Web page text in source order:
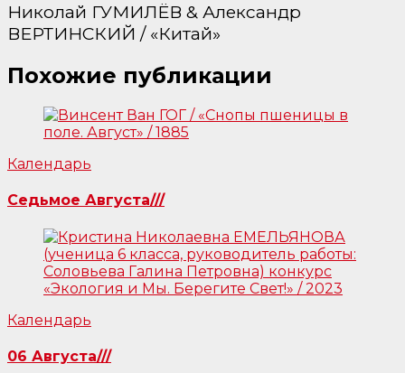
Николай ГУМИЛЁВ & Александр
ВЕРТИНСКИЙ / «Китай»
Похожие публикации
Календарь
Седьмое Августа///
Календарь
06 Августа///